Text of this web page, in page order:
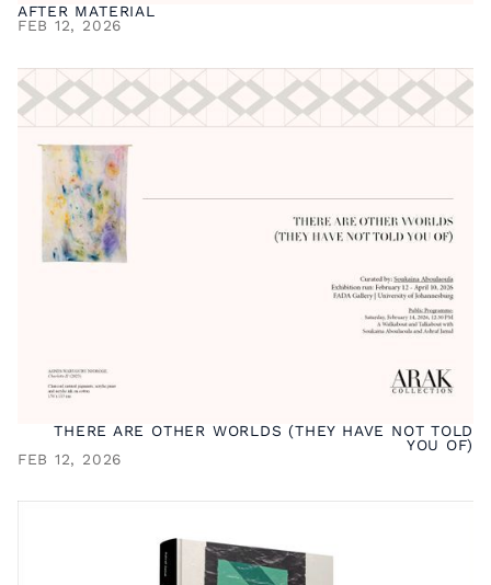
AFTER MATERIAL
FEB 12, 2026
THERE ARE OTHER WORLDS (THEY HAVE NOT TOLD
YOU OF)
FEB 12, 2026